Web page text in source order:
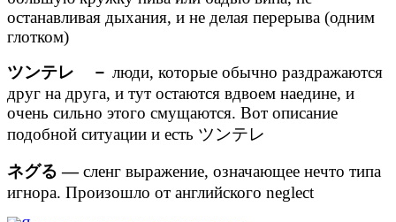
останавливая дыхания, и не делая перерыва (одним
глотком)
ツンテレ － люди, которые обычно раздражаются
друг на друга, и тут остаются вдвоем наедине, и
очень сильно этого смущаются. Вот описание
подобной ситуации и есть ツンテレ
ネグる —сленг выражение, означающее нечто типа
игнора. Произошло от английского neglect